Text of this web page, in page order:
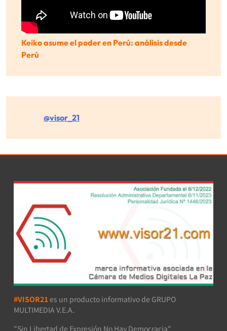
Keiko asume el poder en Perú: análisis desde
Perú
@visor_21
#VISOR21 es un producto informativo de GRUPO
MULTIMEDIA V.E.A.
"Sin Libertad de Expresión No Hay Democracia"